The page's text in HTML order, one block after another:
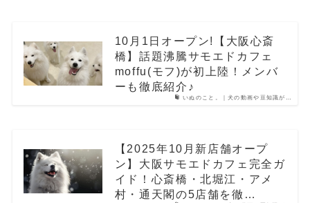
いぬのこと。｜犬の動画や豆知識が…
10月1日オープン!【大阪心斎
橋】話題沸騰サモエドカフェ
moffu(モフ)が初上陸！メンバ
ーも徹底紹介♪
【2025年10月新店舗オープ
ン】大阪サモエドカフェ完全ガ
イド！心斎橋・北堀江・アメ
村・通天閣の5店舗を徹…